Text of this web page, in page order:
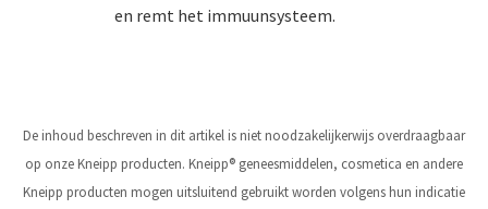
en remt het immuunsysteem.
De inhoud beschreven in dit artikel is niet noodzakelijkerwijs overdraagbaar
op onze Kneipp producten. Kneipp® geneesmiddelen, cosmetica en andere
Kneipp producten mogen uitsluitend gebruikt worden volgens hun indicatie